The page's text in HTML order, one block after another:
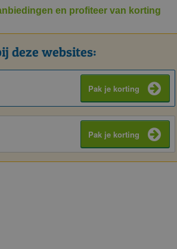
en profiteer van korting
deze websites:
Pak je korting
Pak je korting